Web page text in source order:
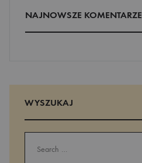
NAJNOWSZE KOMENTARZE
WYSZUKAJ